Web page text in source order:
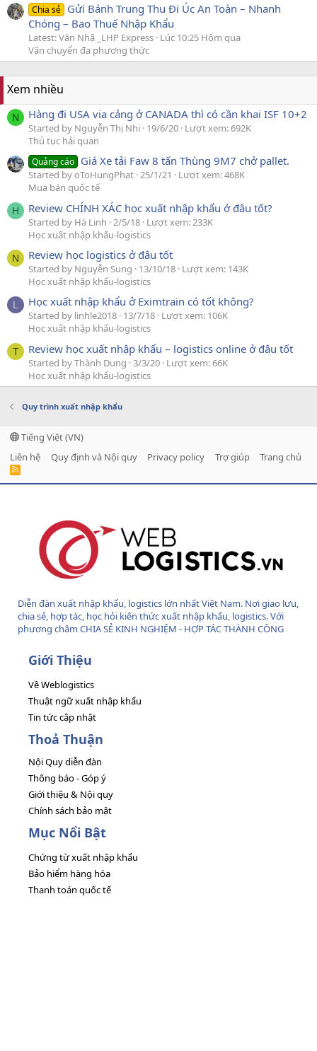
Chia sẻ Gửi Bánh Trung Thu Đi Úc An Toàn – Nhanh
Chóng – Bao Thuế Nhập Khẩu
Latest: Văn Nhã _LHP Express Lúc 10:25 Hôm qua
Vận chuyển đa phương thức
Xem nhiều
N Hàng đi USA via cảng ở CANADA thì có cần khai ISF 10+2
Started by Nguyễn Thị Nhi 19/6/20 Lượt xem: 692K
Thủ tục hải quan
Quảng cáo Giá Xe tải Faw 8 tấn Thùng 9M7 chở pallet.
Started by oToHungPhat 25/1/21
Lượt xem: 468K
Mua bán quốc tế
H Review CHÍNH XÁC học xuất nhập khẩu ở đâu tốt?
Started by Hà Linh 2/5/18 Lượt xem: 233K
Học xuất nhập khẩu-logistics
N Review học logistics ở đâu tốt
Started by Nguyễn Sung 13/10/18 Lượt xem: 143K
Học xuất nhập khẩu-logistics
L Học xuất nhập khẩu ở Eximtrain có tốt không?
Started by linhle2018 13/7/18 Lượt xem: 106K
Học xuất nhập khẩu-logistics
T Review học xuất nhập khẩu – logistics online ở đâu tốt
Started by Thành Dung 3/3/20 Lượt xem: 66K
Học xuất nhập khẩu-logistics
Quy trình xuất nhập khẩu
Tiếng Việt (VN)
Liên hệ
Quy định và Nội quy Privacy policy Trợ giúp Trang chủ
R
S
Diễn đàn xuất nhập khẩu, logistics lớn nhất Việt Nam. Nơi giao lưu,
chia sẻ, hợp tác, học hỏi kiến thức xuất nhập khẩu, logistics. Với
phương châm CHIA SẺ KINH NGHIỆM - HỢP TÁC THÀNH CÔNG
Giới Thiệu
Về Weblogistics
Thuật ngữ xuất nhập khẩu
Tin tức cập nhật
Thoả Thuận
Nội Quy diễn đàn
Thông báo - Góp ý
Giới thiệu & Nội quy
Chính sách bảo mật
Mục Nổi Bật
Chứng từ xuất nhập khẩu
Bảo hiểm hàng hóa
Thanh toán quốc tế